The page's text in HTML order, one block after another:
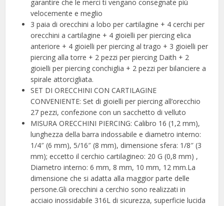
garantire che le merci ti vengano consegnate più
velocemente e meglio
3 paia di orecchini a lobo per cartilagine + 4 cerchi per
orecchini a cartilagine + 4 gioielli per piercing elica
anteriore + 4 gioielli per piercing al trago + 3 gioielli per
piercing alla torre + 2 pezzi per piercing Daith + 2
gioielli per piercing conchiglia + 2 pezzi per bilanciere a
spirale attorcigliata.
SET DI ORECCHINI CON CARTILAGINE
CONVENIENTE: Set di gioielli per piercing all’orecchio
27 pezzi, confezione con un sacchetto di velluto
MISURA ORECCHINI PIERCING: Calibro 16 (1,2 mm),
lunghezza della barra indossabile e diametro interno:
1/4″ (6 mm), 5/16″ (8 mm), dimensione sfera: 1/8″ (3
mm); eccetto il cerchio cartilagineo: 20 G (0,8 mm) ,
Diametro interno: 6 mm, 8 mm, 10 mm, 12 mm.La
dimensione che si adatta alla maggior parte delle
persone.Gli orecchini a cerchio sono realizzati in
acciaio inossidabile 316L di sicurezza, superficie lucida